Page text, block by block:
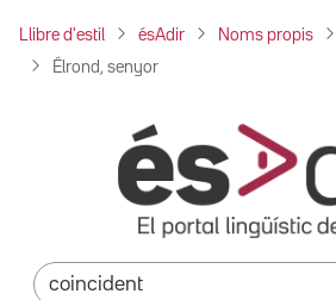
Llibre d'estil ésAdir Noms propis
Élrond, senyor